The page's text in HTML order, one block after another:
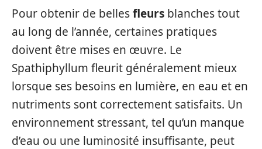
Pour obtenir de bellesfleurs blanches tout
au long de l’année, certaines pratiques
doivent être mises en œuvre. Le
Spathiphyllum fleurit généralement mieux
lorsque ses besoins en lumière, en eau et en
nutriments sont correctement satisfaits. Un
environnement stressant, tel qu’un manque
d’eau ou une luminosité insuffisante, peut